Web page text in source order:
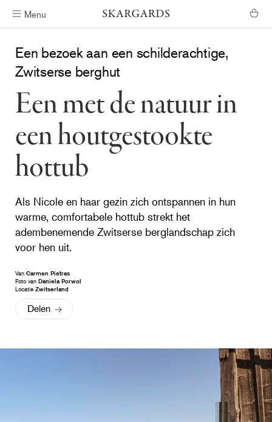
Menu Verzending binnen #ShippingTimeGeneral
Een bezoek aan een schilderachtige,
Zwitserse berghut
Een met de natuur in
een houtgestookte
hottub
Als Nicole en haar gezin zich ontspannen in hun
warme, comfortabele hottub strekt het
adembenemende Zwitserse berglandschap zich
voor hen uit.
Van Carmen Pietras
Foto van Daniela Porwol
Locatie Zwitserland
Delen